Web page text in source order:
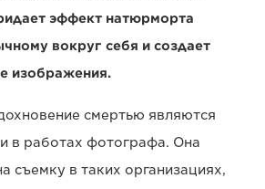
эффект натюрморта
вокруг себя и создает
изображения.
смертью являются
в работах фотографа. Она
съемку в таких организациях,